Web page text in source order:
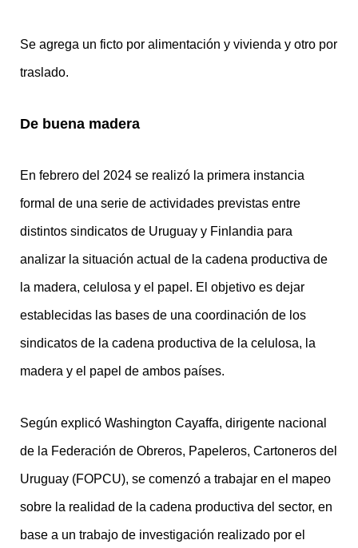
Se agrega un ficto por alimentación y vivienda y otro por
traslado.
De buena madera
En febrero del 2024 se realizó la primera instancia
formal de una serie de actividades previstas entre
distintos sindicatos de Uruguay y Finlandia para
analizar la situación actual de la cadena productiva de
la madera, celulosa y el papel. El objetivo es dejar
establecidas las bases de una coordinación de los
sindicatos de la cadena productiva de la celulosa, la
madera y el papel de ambos países.
Según explicó Washington Cayaffa, dirigente nacional
de la Federación de Obreros, Papeleros, Cartoneros del
Uruguay (FOPCU), se comenzó a trabajar en el mapeo
sobre la realidad de la cadena productiva del sector, en
base a un trabajo de investigación realizado por el